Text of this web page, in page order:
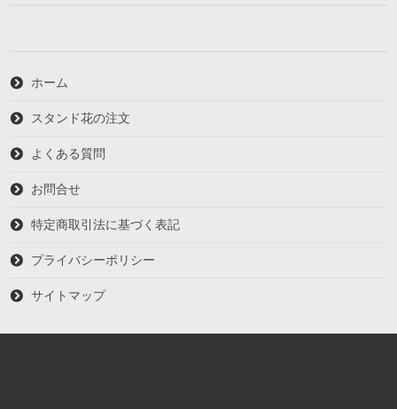
ホーム
スタンド花の注文
よくある質問
お問合せ
特定商取引法に基づく表記
プライバシーポリシー
サイトマップ